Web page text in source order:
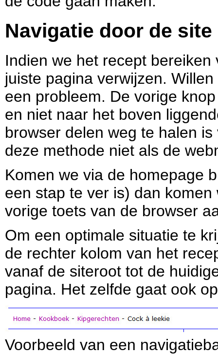
Navigatie door de site
Indien we het recept
juiste pagina verwijzen.
een probleem. De vorige
en niet naar het boven
browser delen weg te halen
deze methode niet als de
Komen we via de homepage
een stap te ver is) dan
vorige toets van de browser
Om een optimale situatie te
de rechter kolom van het
vanaf de siteroot tot de
pagina. Het zelfde gaat ook
Voorbeeld van een